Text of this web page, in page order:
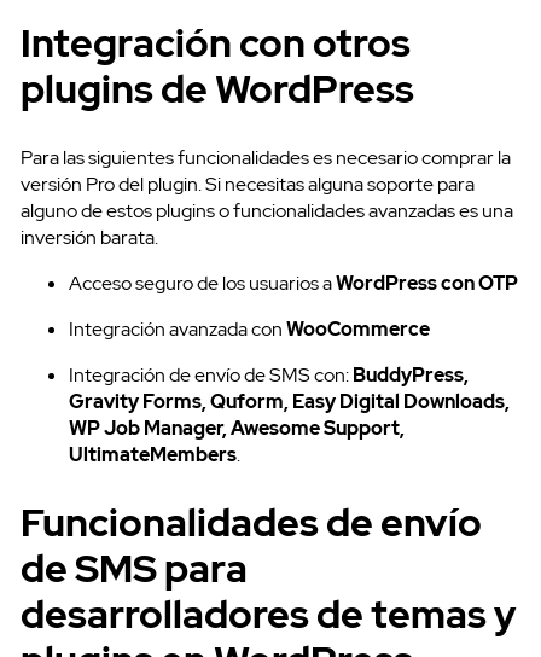
Acceso clientes
Integración con otros
plugins de WordPress
Para las siguientes funcionalidades es necesario comprar la
versión Pro del plugin. Si necesitas alguna soporte para
alguno de estos plugins o funcionalidades avanzadas es una
inversión barata.
Acceso seguro de los usuarios aWordPress con OTP
Integración avanzada conWooCommerce
Integración de envío de SMS con:BuddyPress,
Gravity Forms, Quform, Easy Digital Downloads,
WP Job Manager, Awesome Support,
UltimateMembers.
Funcionalidades de envío
de SMS para
desarrolladores de temas y